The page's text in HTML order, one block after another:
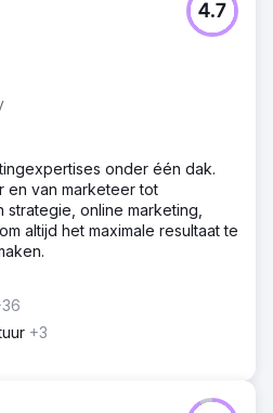
moeten
digitaler worden. In het
zoekgebied gebruikt, maar
strategie om de gebruiker
vaak langere klantreizen.
herzien en de
Met nieuwe advertenties en
is nu het hele
doel verschillende
targeting was het
aan te boren
te verhogen. Vanwege de
4.7
onder één dak.
en van marketeer tot
online marketing,
altijd het maximale resultaat te
+3